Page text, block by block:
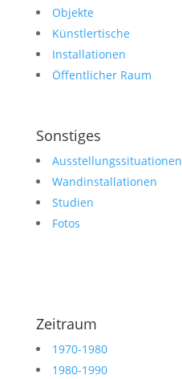
Objekte
Künstlertische
Installationen
Öffentlicher Raum
Sonstiges
Ausstellungssituationen
Wandinstallationen
Studien
Fotos
Zeitraum
1970-1980
1980-1990